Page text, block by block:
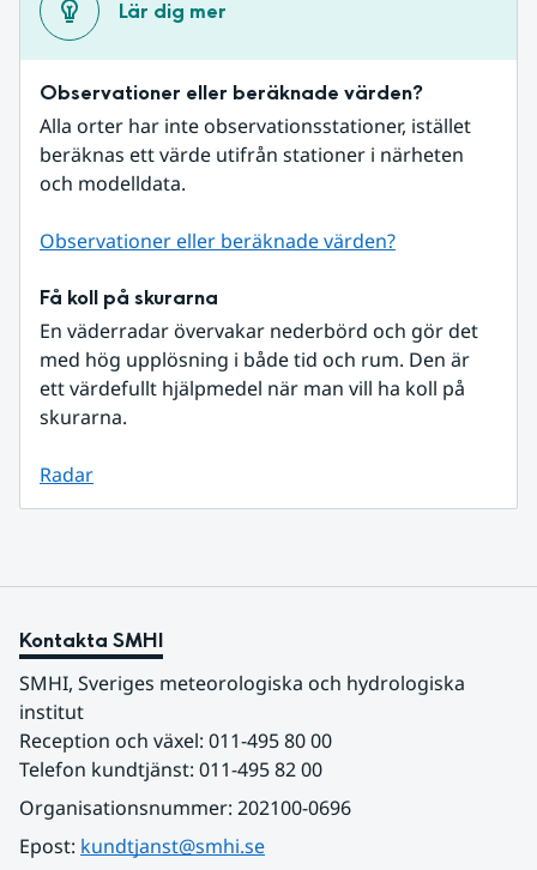
Lär dig mer
Observationer eller beräknade värden?
Alla orter har inte observationsstationer, istället
beräknas ett värde utifrån stationer i närheten
och modelldata.
Observationer eller beräknade värden?
Få koll på skurarna
En väderradar övervakar nederbörd och gör det
med hög upplösning i både tid och rum. Den är
ett värdefullt hjälpmedel när man vill ha koll på
skurarna.
Radar
Kontakta SMHI
SMHI, Sveriges meteorologiska och hydrologiska
institut
Reception och växel: 011-495 80 00
Telefon kundtjänst: 011-495 82 00
Organisationsnummer: 202100-0696
Epost: kundtjanst@smhi.se